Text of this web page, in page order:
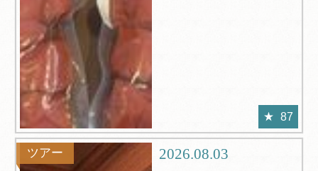
87
ツアー 2026.08.03